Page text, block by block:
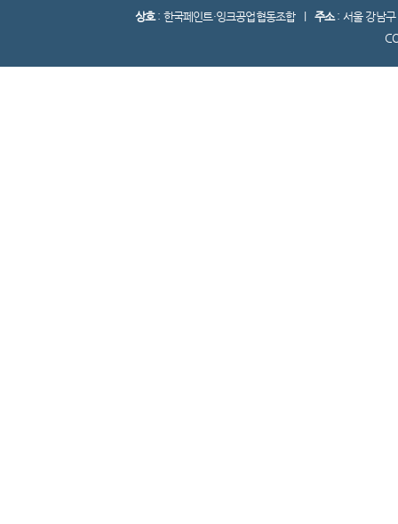
상호: 한국페인트·잉크공업협동조합 l 주소: 서울 강남